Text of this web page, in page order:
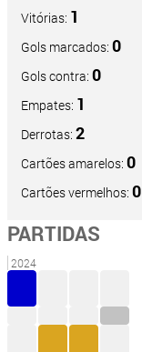
Vitórias: 1
Gols marcados: 0
Gols contra: 0
Empates: 1
Derrotas: 2
Cartões amarelos: 0
Cartões vermelhos: 0
PARTIDAS
2024